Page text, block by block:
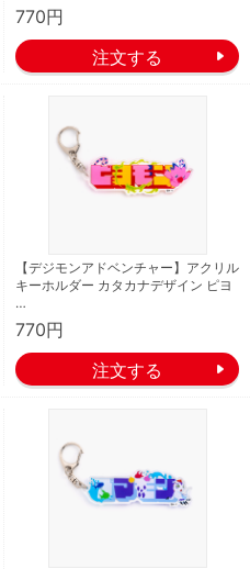
770円
【デジモンアドベンチャー】アクリル
キーホルダー カタカナデザイン ピヨ
…
770円